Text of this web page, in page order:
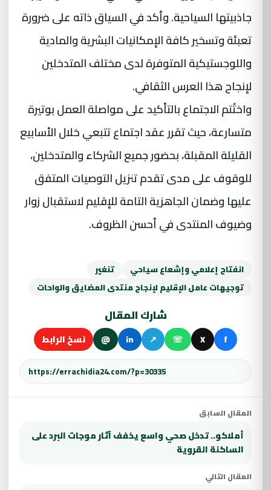
جاذبيتها السياحية. وأكد في السياق ذاته على ضرورة
تعبئة وتسخير كافة الإمكانيات البشرية والمادية
واللوجستيكية المتوفرة لدى مختلف المتدخلين
لإنجاح هذا العرس الثقافي.
واختُتم الاجتماع بالتأكيد على مواصلة العمل بوتيرة
متسارعة، حيث تقرر عقد اجتماع تتبعي خلال الأسابيع
القليلة المقبلة، بحضور جميع الشركاء والمتدخلين،
للوقوف على مدى تقدم تنزيل التوصيات المتفق
عليها وضمان الجاهزية التامة للإقليم لاستقبال زوار
وضيوف المنتدى في أحسن الظروف.
انفتاح إعلامي وإشعاع سياحي
تنغير
توجيهات عامل الإقليم لإنجاح منتدى المضايق والواحات
شارك المقال
f
X
☏
↗
in
@ نسخ الرابط
المقال السابق
أملاكو.. تدخل صحي واسع يخفف آثار موجات البرد على
الساكنة القروية
المقال التالي